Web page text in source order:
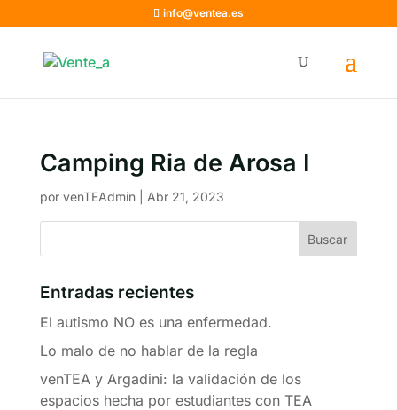
info@ventea.es
Camping Ria de Arosa I
por venTEAdmin| Abr 21, 2023
Entradas recientes
El autismo NO es una enfermedad.
Lo malo de no hablar de la regla
venTEA y Argadini: la validación de los
espacios hecha por estudiantes con TEA